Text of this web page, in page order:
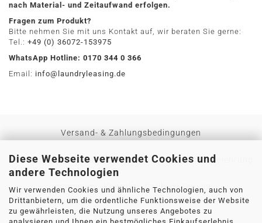
Diese Webseite verwendet Cookies und
andere Technologien
Wir verwenden Cookies und ähnliche Technologien, auch von
Drittanbietern, um die ordentliche Funktionsweise der Website
zu gewährleisten, die Nutzung unseres Angebotes zu
nach Material- und Zeitaufwand erfolgen.
Fragen zum Produkt?
Bitte nehmen Sie mit uns Kontakt auf, wir beraten Sie gerne:
Tel.: +49 (0) 36072-153975
WhatsApp Hotline: 0170 344 0 366
Email: info@laundryleasing.de
Versand- & Zahlungsbedingungen
Privatsphäre und Datenschutz AGB Widerrufsbelehrung
Impressum Kontakt Callback Service
Cookie Einstellungen